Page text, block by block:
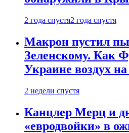
2 года спустя2 года спустя
Макрон пустил
Зеленскому. Как
Украине воздух
2 недели спустя
Канцлер Мерц и
«евродвойки» в